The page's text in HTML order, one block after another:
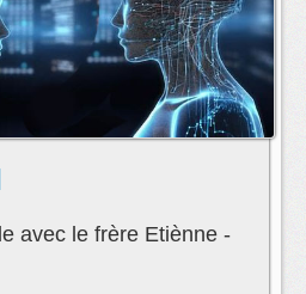
avec le frère Etiènne -